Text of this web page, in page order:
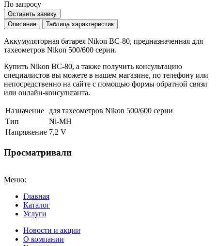
По запросу
Оставить заявку
Описание
Таблица характеристик
Аккумуляторная батарея Nikon BC-80, предназначенная для
тахеометров Nikon 500/600 серии.
Купить Nikon BC-80, а также получить консультацию
специалистов вы можете в нашем магазине, по телефону или
непосредственно на сайте с помощью формы обратной связи
или онлайн-консультанта.
Назначение
для тахеометров Nikon 500/600 серии
Тип
Ni-MH
Напряжение 7,2 V
Просматривали
Меню:
Главная
Каталог
Услуги
Новости и акции
О компании